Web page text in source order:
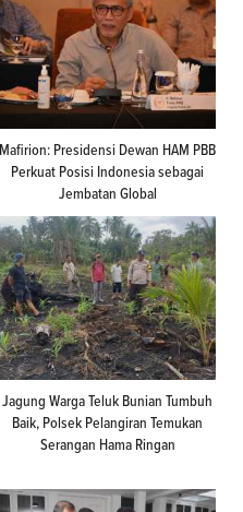
Mafirion: Presidensi Dewan HAM PBB
Perkuat Posisi Indonesia sebagai
Jembatan Global
Jagung Warga Teluk Bunian Tumbuh
Baik, Polsek Pelangiran Temukan
Serangan Hama Ringan